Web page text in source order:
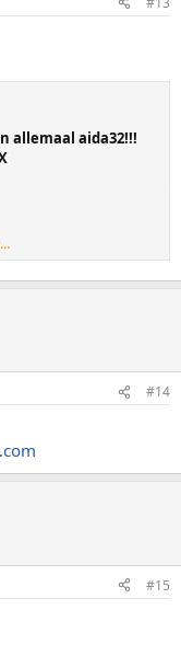
allemaal aida32!!!
macxw4; vxd;
#14
#15